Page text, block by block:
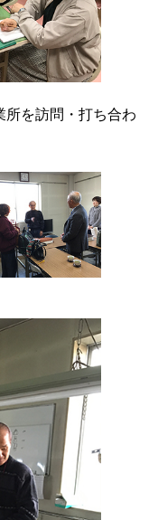
を訪問・打ち合わ